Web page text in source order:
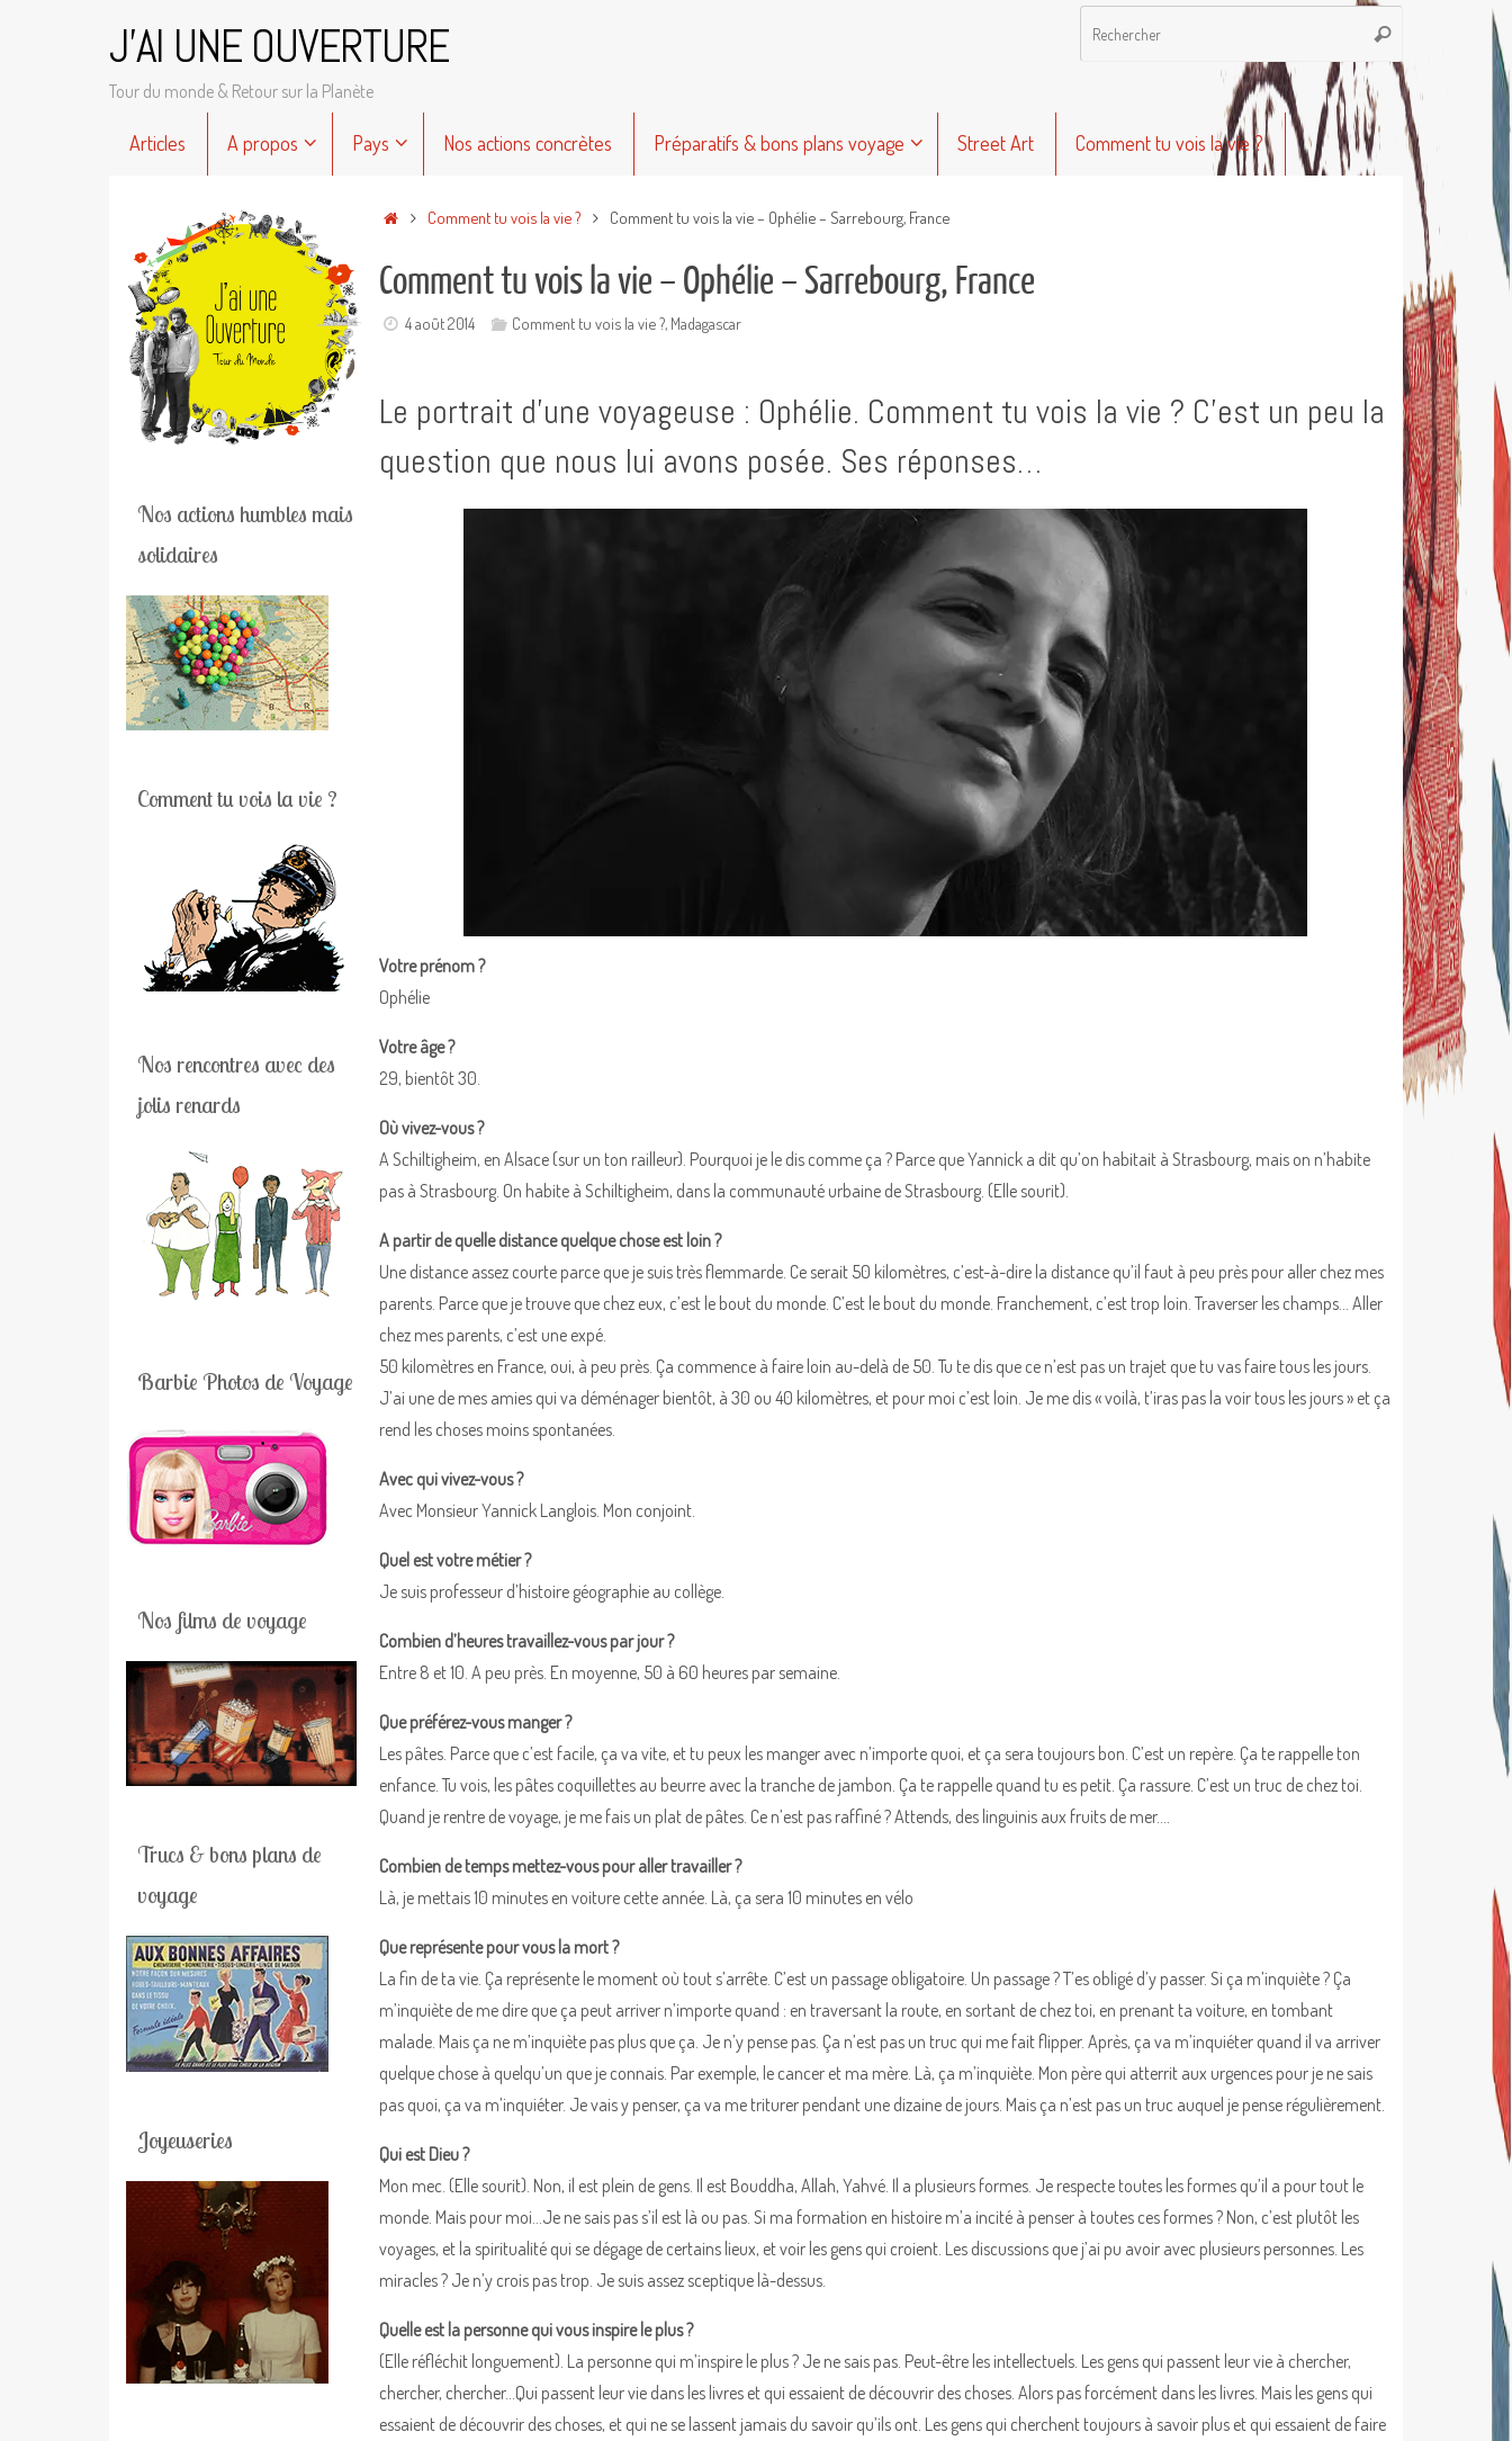
J'AI UNE OUVERTURE
Tour du monde & Retour sur la Planète
:
Rechercher
Articles A propos Pays Nos actions concrètes Préparatifs & bons plans voyage Street Art Comment tu vois la vie ?
AccueilComment tu vois la vie ? Comment tu vois la vie – Ophélie – Sarrebourg, France
Comment tu vois la vie – Ophélie – Sarrebourg, France
4 août 2014 Comment tu vois la vie ?, Madagascar
Le portrait d’une voyageuse : Ophélie. Comment tu vois la vie ? C’est un peu la
question que nous lui avons posée. Ses réponses…
Votre prénom ?
Ophélie
Votre âge ?
29, bientôt 30.
Où vivez-vous ?
A Schiltigheim, en Alsace (sur un ton railleur). Pourquoi je le dis comme ça ? Parce que Yannick a dit qu’on habitait à Strasbourg, mais on n’habite
pas à Strasbourg. On habite à Schiltigheim, dans la communauté urbaine de Strasbourg. (Elle sourit).
A partir de quelle distance quelque chose est loin ?
Une distance assez courte parce que je suis très flemmarde. Ce serait 50 kilomètres, c’est-à-dire la distance qu’il faut à peu près pour aller chez mes
parents. Parce que je trouve que chez eux, c’est le bout du monde. C’est le bout du monde. Franchement, c’est trop loin. Traverser les champs… Aller
chez mes parents, c’est une expé.
50 kilomètres en France, oui, à peu près. Ça commence à faire loin au-delà de 50. Tu te dis que ce n’est pas un trajet que tu vas faire tous les jours.
J’ai une de mes amies qui va déménager bientôt, à 30 ou 40 kilomètres, et pour moi c’est loin. Je me dis « voilà, t’iras pas la voir tous les jours » et ça
rend les choses moins spontanées.
Avec qui vivez-vous ?
Avec Monsieur Yannick Langlois. Mon conjoint.
Quel est votre métier ?
Je suis professeur d’histoire géographie au collège.
Combien d’heures travaillez-vous par jour ?
Entre 8 et 10. A peu près. En moyenne, 50 à 60 heures par semaine.
Que préférez-vous manger ?
Les pâtes. Parce que c’est facile, ça va vite, et tu peux les manger avec n’importe quoi, et ça sera toujours bon. C’est un repère. Ça te rappelle ton
enfance. Tu vois, les pâtes coquillettes au beurre avec la tranche de jambon. Ça te rappelle quand tu es petit. Ça rassure. C’est un truc de chez toi.
Quand je rentre de voyage, je me fais un plat de pâtes. Ce n’est pas raffiné ? Attends, des linguinis aux fruits de mer….
Combien de temps mettez-vous pour aller travailler ?
Là, je mettais 10 minutes en voiture cette année. Là, ça sera 10 minutes en vélo
Que représente pour vous la mort ?
La fin de ta vie. Ça représente le moment où tout s’arrête. C’est un passage obligatoire. Un passage ? T’es obligé d’y passer. Si ça m’inquiète ? Ça
m’inquiète de me dire que ça peut arriver n’importe quand : en traversant la route, en sortant de chez toi, en prenant ta voiture, en tombant
malade. Mais ça ne m’inquiète pas plus que ça. Je n’y pense pas. Ça n’est pas un truc qui me fait flipper. Après, ça va m’inquiéter quand il va arriver
quelque chose à quelqu’un que je connais. Par exemple, le cancer et ma mère. Là, ça m’inquiète. Mon père qui atterrit aux urgences pour je ne sais
pas quoi, ça va m’inquiéter. Je vais y penser, ça va me triturer pendant une dizaine de jours. Mais ça n’est pas un truc auquel je pense régulièrement.
Qui est Dieu ?
Mon mec. (Elle sourit). Non, il est plein de gens. Il est Bouddha, Allah, Yahvé. Il a plusieurs formes. Je respecte toutes les formes qu’il a pour tout le
monde. Mais pour moi…Je ne sais pas s’il est là ou pas. Si ma formation en histoire m’a incité à penser à toutes ces formes ? Non, c’est plutôt les
voyages, et la spiritualité qui se dégage de certains lieux, et voir les gens qui croient. Les discussions que j’ai pu avoir avec plusieurs personnes. Les
miracles ? Je n’y crois pas trop. Je suis assez sceptique là-dessus.
Quelle est la personne qui vous inspire le plus ?
(Elle réfléchit longuement). La personne qui m’inspire le plus ? Je ne sais pas. Peut-être les intellectuels. Les gens qui passent leur vie à chercher,
chercher, chercher…Qui passent leur vie dans les livres et qui essaient de découvrir des choses. Alors pas forcément dans les livres. Mais les gens qui
essaient de découvrir des choses, et qui ne se lassent jamais du savoir qu’ils ont. Les gens qui cherchent toujours à savoir plus et qui essaient de faire
Nos actions humbles mais
solidaires
Comment tu vois la vie ?
Nos rencontres avec des
jolis renards
Barbie Photos de Voyage
Nos films de voyage
Trucs & bons plans de
voyage
Joyeuseries